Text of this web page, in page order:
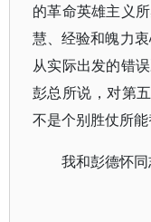
的革命英雄主义
慧、经验和魄力
从实际出发的错
彭总所说，对第
不是个别胜仗所能
我和彭德怀同